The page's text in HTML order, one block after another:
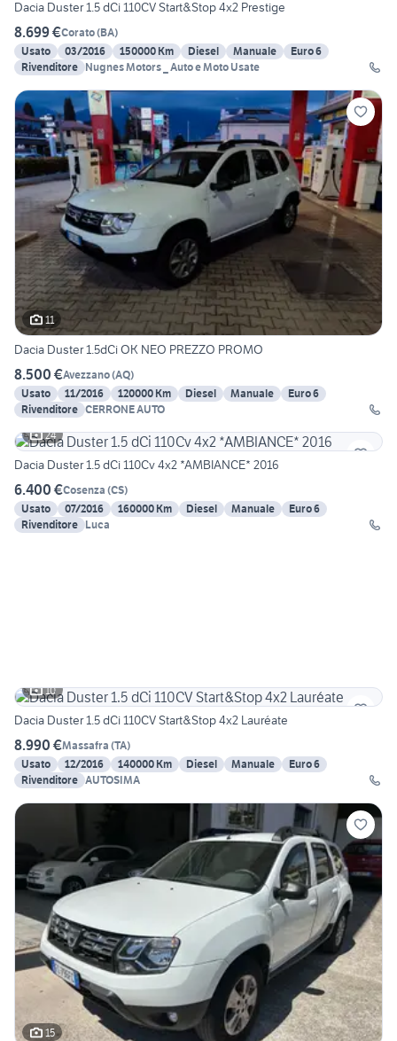
Dacia Duster 1.5 dCi 110CV Start&Stop 4x2 Prestige
8.699 €Corato(BA)
Usato
03/2016 150000 Km Diesel Manuale
Euro 6
Rivenditore Nugnes Motors _ Auto e Moto Usate
11
Dacia Duster 1.5dCi OK NEO PREZZO PROMO
8.500 €Avezzano(AQ)
Usato
11/2016 120000 Km Diesel Manuale
Euro 6
Rivenditore CERRONE AUTO
24
Dacia Duster 1.5 dCi 110Cv 4x2 *AMBIANCE* 2016
6.400 €Cosenza (CS)
Usato
07/2016 160000 Km Diesel Manuale
Euro 6
Rivenditore Luca
10
Dacia Duster 1.5 dCi 110CV Start&Stop 4x2 Lauréate
8.990 €Massafra (TA)
Usato
12/2016 140000 Km Diesel Manuale
Euro 6
Rivenditore AUTOSIMA
15